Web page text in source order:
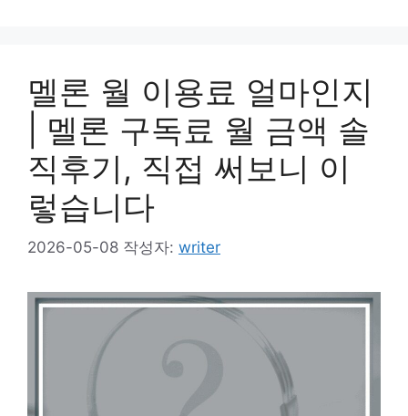
멜론 월 이용료 얼마인지
| 멜론 구독료 월 금액 솔
직후기, 직접 써보니 이
렇습니다
2026-05-08 작성자: writer